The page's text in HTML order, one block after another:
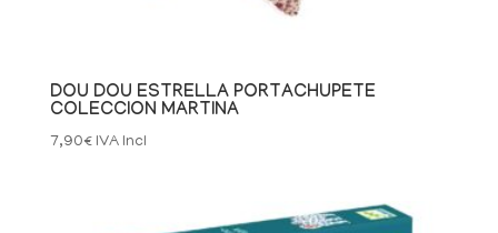
DOU DOU ESTRELLA PORTACHUPETE
COLECCION MARTINA
7,90€ IVA Incl